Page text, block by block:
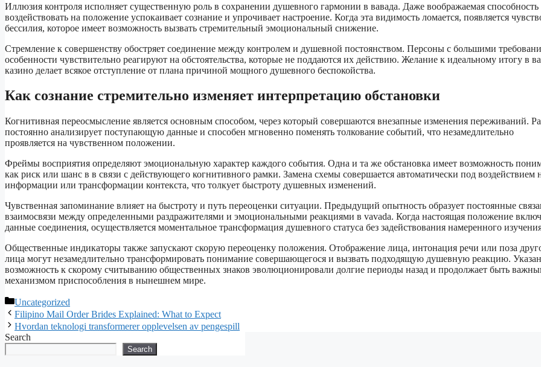
Иллюзия контроля исполняет существенную роль в сохранении душевного гармонии в вавада. Даже воображаемая способность
воздействовать на положение успокаивает сознание и упрочивает настроение. Когда эта видимость ломается, появляется
бессилия, которое имеет возможность вызвать стремительный эмоциональный снижение.
Стремление к совершенству обостряет соединение между контролем и душевной постоянством. Персоны с большими
особенности чувствительно реагируют на обстоятельства, которые не поддаются их действию. Желание к идеальному итогу в
казино делает всякое отступление от плана причиной мощного душевного беспокойства.
Как сознание стремительно изменяет интерпретацию обстановки
Когнитивная переосмысление является основным способом, через который совершаются внезапные изменения переживаний.
постоянно анализирует поступающую данные и способен мгновенно поменять толкование событий, что незамедлительно
проявляется на чувственном положении.
Фреймы восприятия определяют эмоциональную характер каждого события. Одна и та же обстановка имеет возможность
как риск или шанс в в связи с действующего когнитивного рамки. Замена схемы совершается автоматически под воздействием
информации или трансформации контекста, что толкует быстроту душевных изменений.
Чувственная запоминание влияет на быстроту и путь переоценки ситуации. Предыдущий опытность образует постоянные
взаимосвязи между определенными раздражителями и эмоциональными реакциями в vavada. Когда настоящая положение
данные соединения, осуществляется моментальное трансформация душевного статуса без задействования намеренного
Общественные индикаторы также запускают скорую переоценку положения. Отображение лица, интонация речи или поза
лица могут незамедлительно трансформировать понимание совершающегося и вызвать подходящую душевную реакцию.
возможность к скорому считыванию общественных знаков эволюционировали долгие периоды назад и продолжает быть
механизмом приспособления в нынешнем мире.
Uncategorized
Filipino Mail Order Brides Explained: What to Expect
Hvordan teknologi transformerer opplevelsen av pengespill
Search
Search